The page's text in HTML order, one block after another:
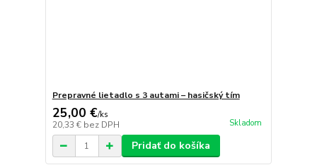
Prepravné lietadlo s 3 autami – hasičský tím
25,00 €/ks
20,33 € bez DPH Skladom
Pridať do košíka